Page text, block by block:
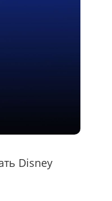
Disney